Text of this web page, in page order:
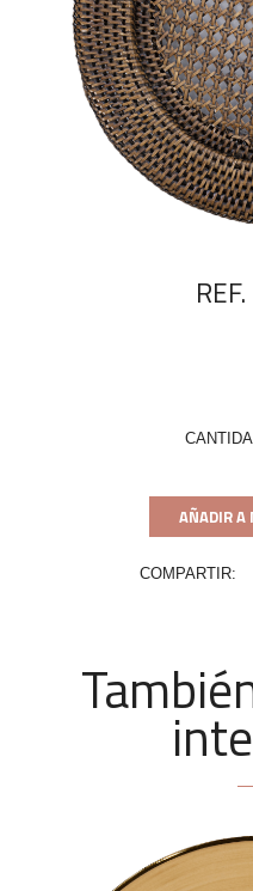
AÑADIR A
COMPARTIR: